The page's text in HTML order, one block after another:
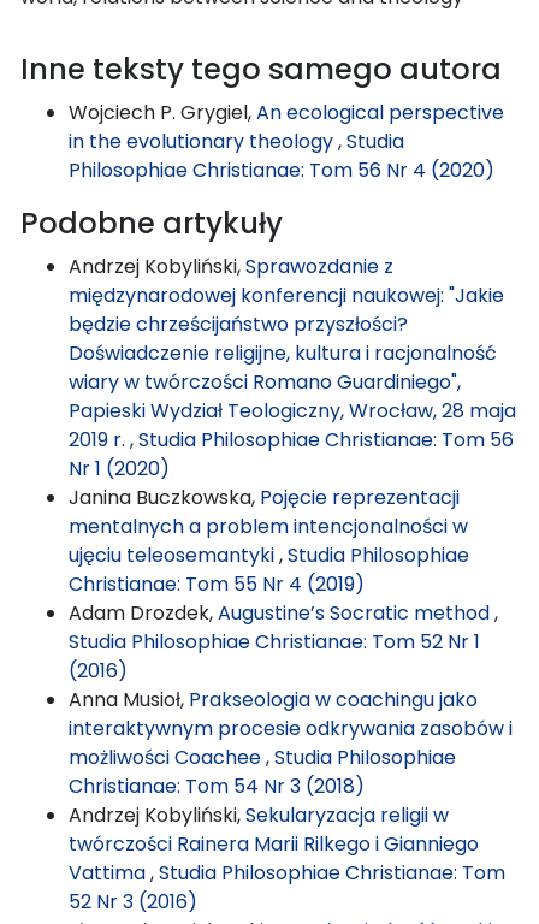
Inne teksty tego samego autora
Wojciech P. Grygiel,An ecological perspective
in the evolutionary theology,Studia
Philosophiae Christianae: Tom 56 Nr 4 (2020)
Podobne artykuły
Andrzej Kobyliński,Sprawozdanie z
międzynarodowej konferencji naukowej: "Jakie
będzie chrześcijaństwo przyszłości?
Doświadczenie religijne, kultura i racjonalność
wiary w twórczości Romano Guardiniego",
Papieski Wydział Teologiczny, Wrocław, 28 maja
2019 r. ,Studia Philosophiae Christianae: Tom 56
Nr 1 (2020)
Janina Buczkowska, Pojęcie reprezentacji
mentalnych a problem intencjonalności w
ujęciu teleosemantyki,Studia Philosophiae
Christianae: Tom 55 Nr 4 (2019)
Adam Drozdek,Augustine’s Socratic method,
Studia Philosophiae Christianae: Tom 52 Nr 1
(2016)
Anna Musioł, Prakseologia w coachingu jako
interaktywnym procesie odkrywania zasobów i
możliwości Coachee,Studia Philosophiae
Christianae: Tom 54 Nr 3 (2018)
Andrzej Kobyliński,Sekularyzacja religii w
twórczości Rainera Marii Rilkego i Gianniego
Vattima,Studia Philosophiae Christianae: Tom
52 Nr 3 (2016)